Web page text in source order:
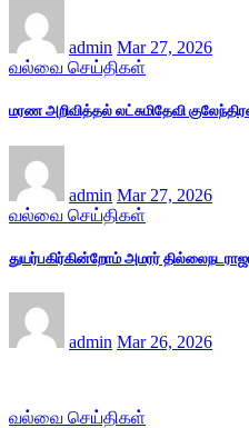
admin Mar 27, 2026
வல்வை செய்திகள்
மரண அறிவித்தல் லட்சுமிதேவி
admin Mar 27, 2026
வல்வை செய்திகள்
துயர்பகிர்கின்றோம் அமரர்
admin Mar 26, 2026
வல்வை செய்திகள்